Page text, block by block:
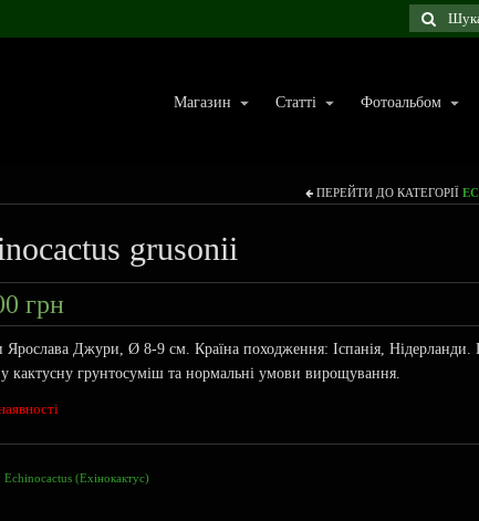
Магазин Статті Фотоальбом
ПЕРЕЙТИ ДО КАТЕГОРІЇ
grusonii
грн
Ярослава Джури, Ø 8-9 см. Країна походження: Іспанія, Нідерланди.
кактусну грунтосуміш та нормальні умови вирощування.
Echinocactus (Ехінокактус)